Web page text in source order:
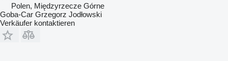
Polen, Międzyrzecze Górne
Goba-Car Grzegorz Jodłowski
Verkäufer kontaktieren